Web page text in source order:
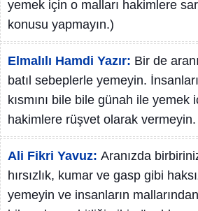
yemek için o malları hakimlere
konusu yapmayın.)
Elmalılı Hamdi Yazır: Bir de
batıl sebeplerle yemeyin.
kısmını bile bile günah ile yemek
hakimlere rüşvet olarak vermeyin.
Ali Fikri Yavuz: Aranızda
hırsızlık, kumar ve gasp gibi
yemeyin ve insanların